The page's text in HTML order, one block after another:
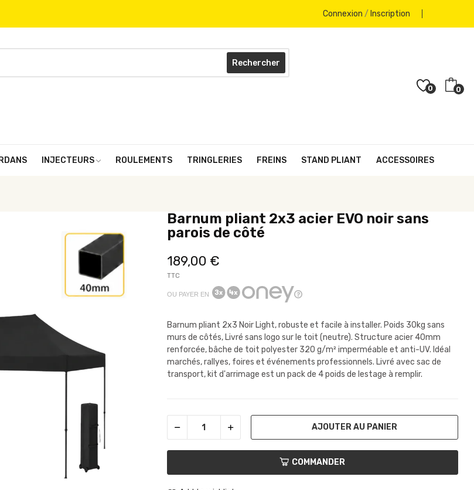
Connexion / Inscription
Rechercher
0 0
INJECTEURS ROULEMENTS TRINGLERIES FREINS STAND PLIANT ACCESSOIRES
Barnum pliant 2x3 acier EVO noir sans
parois de côté
189,00 €
TTC
OU PAYER EN
Barnum pliant 2x3 Noir Light, robuste et facile à installer. Poids 30kg sans
murs de côtés, Livré sans logo sur le toit (neutre). Structure acier 40mm
renforcée, bâche de toit polyester 320 g/m² imperméable et anti-UV. Idéal
marchés, rallyes, foires et événements professionnels. Livré avec sac de
transport, kit d'arrimage est un pack de 4 poids de lestage à remplir.
AJOUTER AU PANIER
COMMANDER